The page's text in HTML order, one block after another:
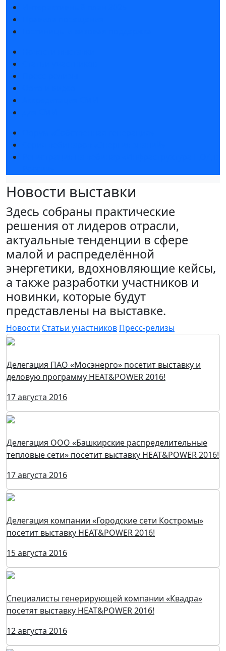
Новости выставки
Здесь собраны практические
решения от лидеров отрасли,
актуальные тенденции в сфере
малой и распределённой
энергетики, вдохновляющие кейсы,
а также разработки участников и
новинки, которые будут
представлены на выставке.
Новости Статьи участников Пресс-релизы
Делегация ПАО «Мосэнерго» посетит выставку и
деловую программу HEAT&POWER 2016!
17 августа 2016
Делегация ООО «Башкирские распределительные
тепловые сети» посетит выставку HEAT&POWER 2016!
17 августа 2016
Делегация компании «Городские сети Костромы»
посетит выставку HEAT&POWER 2016!
15 августа 2016
Специалисты генерирующей компании «Квадра»
посетят выставку HEAT&POWER 2016!
12 августа 2016